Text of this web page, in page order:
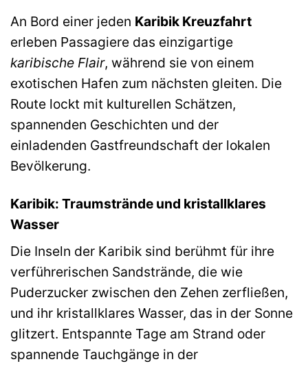
An Bord einer jeden Karibik Kreuzfahrt
erleben Passagiere das einzigartige
karibische Flair, während sie von einem
exotischen Hafen zum nächsten gleiten. Die
Route lockt mit kulturellen Schätzen,
spannenden Geschichten und der
einladenden Gastfreundschaft der lokalen
Bevölkerung.
Karibik: Traumstrände und kristallklares
Wasser
Die Inseln der Karibik sind berühmt für ihre
verführerischen Sandstrände, die wie
Puderzucker zwischen den Zehen zerfließen,
und ihr kristallklares Wasser, das in der Sonne
glitzert. Entspannte Tage am Strand oder
spannende Tauchgänge in der